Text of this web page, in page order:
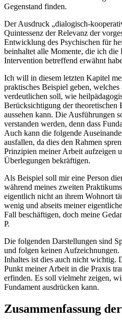
Gegenstand finden.
Der Ausdruck „dialogisch-
Quintessenz der Relevanz der
Entwicklung des Psychischen für
beinhaltet alle Momente, die ich
Intervention betreffend erwähnt
Ich will in diesem letzten Kapitel
praktisches Beispiel geben,
verdeutlichen soll, wie
Berücksichtigung der theoretischen
aussehen kann. Die Ausführungen
verstanden werden, denn dass
Auch kann die folgende
ausfallen, da dies den Rahmen
Prinzipien meiner Arbeit aufzeigen
Überlegungen bekräftigen.
Als Beispiel soll mir eine Person
während meines zweiten
eigentlich nicht an ihrem Wohnort
wenig und abseits meiner
Fall beschäftigen, doch meine
P.
Die folgenden Darstellungen sind
und folgen keinen
Inhaltes ist dies auch nicht wichtig.
Punkt meiner Arbeit in die Praxis
erfinden. Es soll vielmehr zeigen,
Fundament ausdrücken kann.
Zusammenfassung